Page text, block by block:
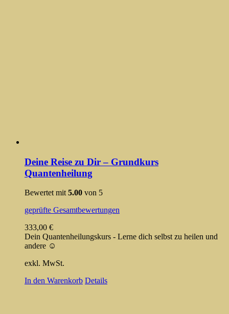
Deine Reise zu Dir – Grundkurs
Quantenheilung
Bewertet mit5.00 von 5
geprüfte Gesamtbewertungen
333,00 €
Dein Quantenheilungskurs - Lerne dich selbst zu heilen und
andere ☺️
exkl. MwSt.
In den Warenkorb Details